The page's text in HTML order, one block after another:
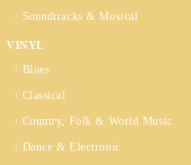
Soundtracks & Musical
VINYL
Blues
Classical
Country, Folk & World Music
Dance & Electronic